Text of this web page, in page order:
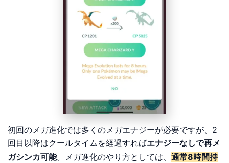
初回のメガ進化では多くのメガエナジーが必要ですが、2
回目以降はクールタイムを経過すればエナジーなしで再メ
ガシンカ可能。メガ進化のやり方としては、 通常8時間持